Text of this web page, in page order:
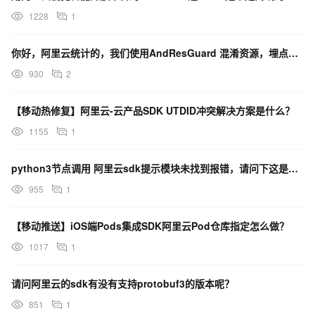
1228 1
你好，阿里云统计的，我们使用AndResGuard 混淆资源，埋点这边的SDK有啥资源是不能被混
930 2
【移动热修复】阿里云-云产品SDK UTDID冲突解决方案是什么？
1155 1
python3节点调用 阿里云sdk提示模块未找到报错，请问下这是什么原因，路径问题吗？
955 1
【移动推送】iOS端Pods集成SDK阿里云Pod仓库指定怎么做？
1017 1
请问阿里云的sdk有没有支持protobuf3的版本呢？
851 1